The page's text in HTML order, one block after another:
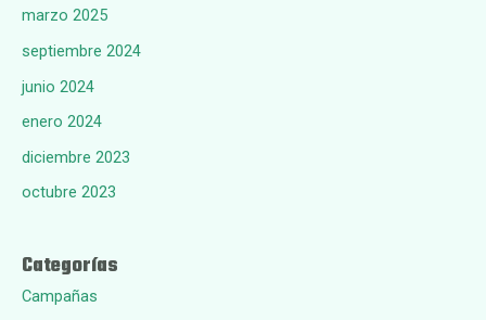
marzo 2025
septiembre 2024
junio 2024
enero 2024
diciembre 2023
octubre 2023
Categorías
Campañas